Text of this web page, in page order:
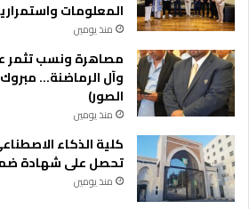
و
ا
ئ
م
ا
ل
م
ا
ل
ي
ة
المعلومات
منذ يومين
مصاهرة ونسب تثمر
وآل الرماضنة…
الصور)
منذ يومين
كلية الذكاء
تحصل على شهادة
منذ يومين